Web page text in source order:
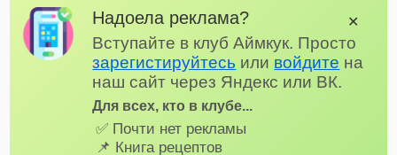
Надоела реклама?
Вступайте в клуб Аймкук. Просто
зарегистируйтесь или войдите на
наш сайт через Яндекс или ВК.
Для всех, кто в клубе...
✅ Почти нет рекламы
📌 Книга рецептов
✕